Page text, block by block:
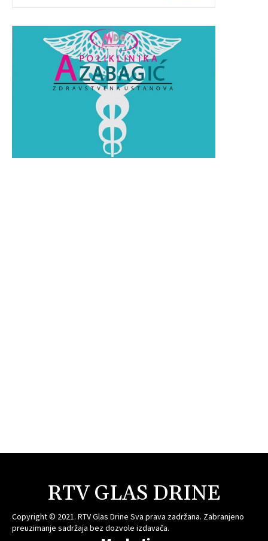
RTV GLAS DRINE
Copyright © 2021. RTV Glas Drine Sva prava zadržana. Zabranjeno
preuzimanje sadržaja bez dozvole izdavača.